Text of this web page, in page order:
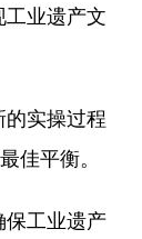
业遗产文
实操过程
佳平衡。
工业遗产